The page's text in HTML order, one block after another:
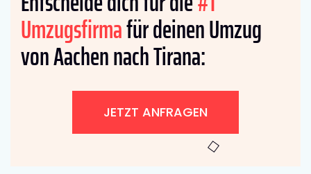
Umzugsfirmafür deinen Umzug
von Aachen nach Tirana:
JETZT ANFRAGEN